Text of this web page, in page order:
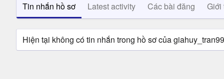
Tin nhắn hồ sơ Latest activity Các bài đăng Giới
Hiện tại không có tin nhắn trong hồ sơ của